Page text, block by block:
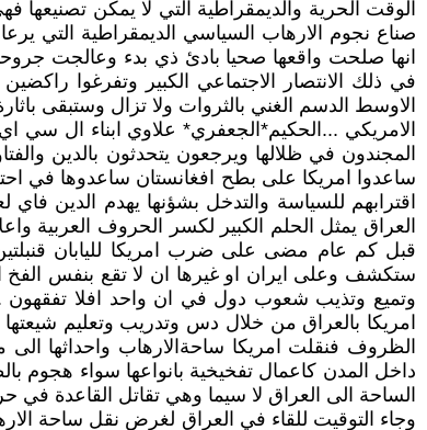
الوقت الحرية والديمقراطية التي لا يمكن
صناع نجوم الارهاب السياسي الديمقراطية التي
انها صلحت واقعها صحيا بادئ ذي بدء وعالجت
في ذلك الانتصار الاجتماعي الكبير وتفرغوا
الاوسط الدسم الغني بالثروات ولا تزال وستبقى
الامريكي ...الحكيم*الجعفري* علاوي ابناء ال سي اي
المجندون في ظلالها ويرجعون يتحدثون بالدين
ساعدوا امريكا على بطح افغانستان ساعدوها في
اقترابهم للسياسة والتدخل بشؤنها يهدم الدين
العراق يمثل الحلم الكبير لكسر الحروف العربية
قبل كم عام مضى على ضرب امريكا لليابان
ستكشف وعلى ايران او غيرها ان لا تقع بنفس الفخ
وتميع وتذيب شعوب دول في ان واحد افلا
امريكا بالعراق من خلال دس وتدريب وتعليم
الظروف فنقلت امريكا ساحةالارهاب واحداثها
داخل المدن كاعمال تفخيخية بانواعها سواء هجوم
الساحة الى العراق لا سيما وهي تقاتل القاعدة في
وجاء التوقيت للقاء في العراق لغرض نقل ساحة